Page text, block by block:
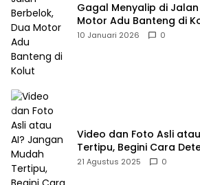
Gagal Menyalip di
Motor Adu Banteng di
10 Januari 2026 0
Video dan Foto Asli
Tertipu, Begini Cara
21 Agustus 2025 0